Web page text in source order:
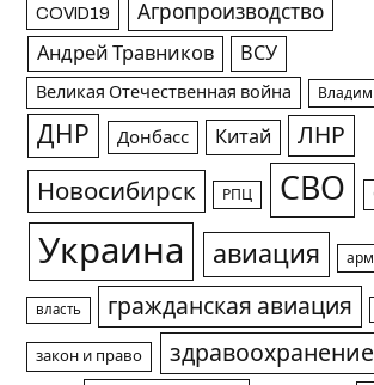
COVID19 Агропроизводство
Андрей Травников ВСУ
Великая Отечественная война
ДНР Донбасс Китай ЛНР
Новосибирск РПЦ СВО
Украина авиация
власть гражданская авиация
закон и право здравоохранение